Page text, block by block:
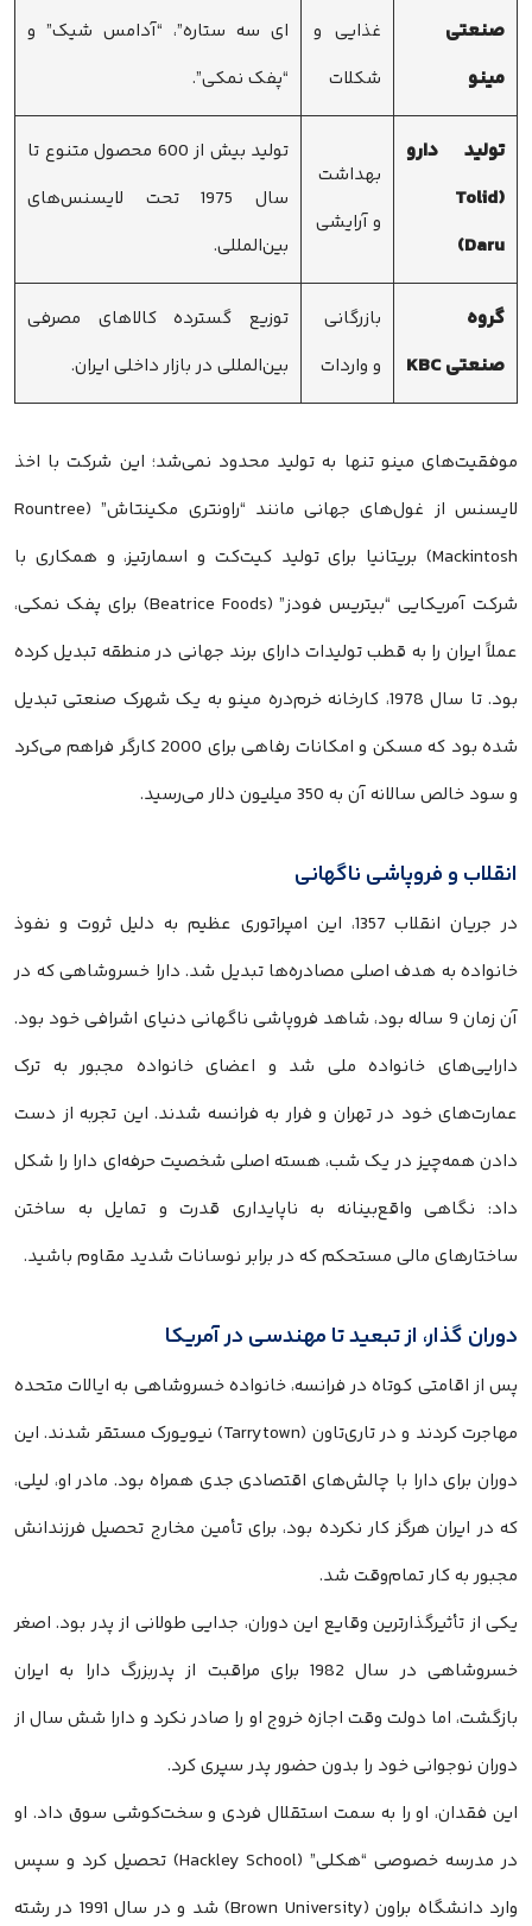
صنعتی
مینو
غذایی و
شکلات
ای سه ستاره”، “آدامس شیک” و
“پفک نمکی”.
تولید دارو
(Tolid
Daru)
بهداشت
و آرایشی
تولید بیش از 600 محصول متنوع تا
سال 1975 تحت لایسنس‌های
بین‌المللی.
گروه
صنعتی KBC
بازرگانی
و واردات
توزیع گسترده کالاهای مصرفی
بین‌المللی در بازار داخلی ایران.
موفقیت‌های مینو تنها به تولید محدود نمی‌شد؛ این شرکت با اخذ
لایسنس از غول‌های جهانی مانند “راونتری مکینتاش” (Rountree
Mackintosh) بریتانیا برای تولید کیت‌کت و اسمارتیز، و همکاری با
شرکت آمریکایی “بیتریس فودز” (Beatrice Foods) برای پفک نمکی،
عملاً ایران را به قطب تولیدات دارای برند جهانی در منطقه تبدیل کرده
بود. تا سال 1978، کارخانه خرم‌دره مینو به یک شهرک صنعتی تبدیل
شده بود که مسکن و امکانات رفاهی برای 2000 کارگر فراهم می‌کرد
و سود خالص سالانه آن به 350 میلیون دلار می‌رسید.
انقلاب و فروپاشی ناگهانی
در جریان انقلاب 1357، این امپراتوری عظیم به دلیل ثروت و نفوذ
خانواده به هدف اصلی مصادره‌ها تبدیل شد. دارا خسروشاهی که در
آن زمان 9 ساله بود، شاهد فروپاشی ناگهانی دنیای اشرافی خود بود.
دارایی‌های خانواده ملی شد و اعضای خانواده مجبور به ترک
عمارت‌های خود در تهران و فرار به فرانسه شدند. این تجربه از دست
دادن همه‌چیز در یک شب، هسته اصلی شخصیت حرفه‌ای دارا را شکل
داد: نگاهی واقع‌بینانه به ناپایداری قدرت و تمایل به ساختن
ساختارهای مالی مستحکم که در برابر نوسانات شدید مقاوم باشید.
دوران گذار، از تبعید تا مهندسی در آمریکا
پس از اقامتی کوتاه در فرانسه، خانواده خسروشاهی به ایالات متحده
مهاجرت کردند و در تاری‌تاون (Tarrytown) نیویورک مستقر شدند. این
دوران برای دارا با چالش‌های اقتصادی جدی همراه بود. مادر او، لیلی،
که در ایران هرگز کار نکرده بود، برای تأمین مخارج تحصیل فرزندانش
مجبور به کار تمام‌وقت شد.
یکی از تأثیرگذارترین وقایع این دوران، جدایی طولانی از پدر بود. اصغر
خسروشاهی در سال 1982 برای مراقبت از پدربزرگ دارا به ایران
بازگشت، اما دولت وقت اجازه خروج او را صادر نکرد و دارا شش سال از
دوران نوجوانی خود را بدون حضور پدر سپری کرد.
این فقدان، او را به سمت استقلال فردی و سخت‌کوشی سوق داد. او
در مدرسه خصوصی “هکلی” (Hackley School) تحصیل کرد و سپس
وارد دانشگاه براون (Brown University) شد و در سال 1991 در رشته